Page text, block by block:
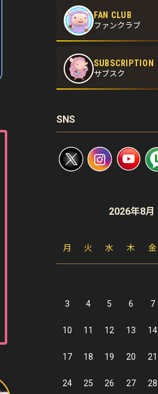
FAN CLUB
ファンクラブ
SUBSCRIPTION
サブスク
SNS
2026年8月
月 火 水 木 金
3 4 5 6 7
10 11 12 13 14
17 18 19 20 21
24 25 26 27 28